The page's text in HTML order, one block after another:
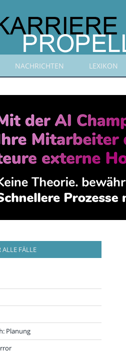
NACHRICHTEN LEXIKON
ALLE FÄLLE
Planung